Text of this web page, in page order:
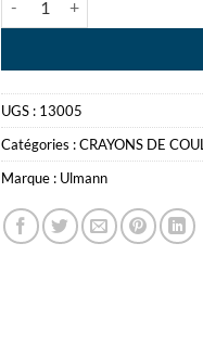
UGS : 13005
Catégories :CRAYONS DE
Marque : Ulmann